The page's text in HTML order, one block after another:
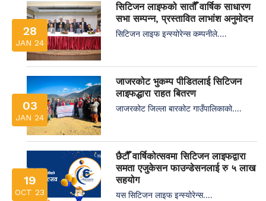
28
JAN 24
सिटिजन लाइफको सातौँ वार्षिक साधारण
सभा सम्पन्न, प्रस्तावित लाभांश अनुमोदन
सिटिजन लाइफ इन्स्योरेन्स कम्पनीले....
03
JAN 24
जाजरकोट भुकम्प पीडितलाई सिटिजन
लाइफद्धारा राहत बितरण
जाजरकोट जिल्ला बारकोट गाउँपालिकाको....
19
OCT 23
छैटौँ वार्षिकोत्सवमा सिटिजन लाइफद्वारा
समता एजुकेसन फाउन्डेसनलाई रु ५ लाख
सहयोग
यस सिटिजन लाइफ इन्स्योरेन्स....